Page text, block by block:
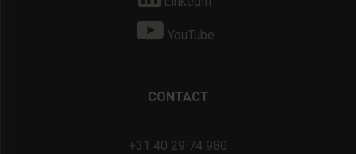
YouTube
CONTACT
+31 40 29 74 980